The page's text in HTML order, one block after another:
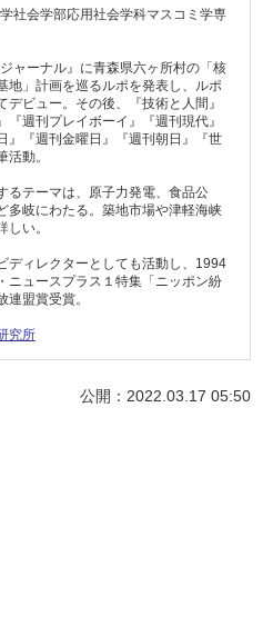
社会学部応用社会学科マスコミ学専
ャーナル』に青森県六ヶ所村の「核
地」計画を巡るルポを発表し、ルポ
デビュー。その後、『技術と人間』
『週刊プレイボーイ』『週刊現代』
』『週刊金曜日』『週刊朝日』『世
活動。
るテーマは、原子力発電、食品公
多岐にわたる。築地市場や津軽海峡
しい。
ディレクターとしても活動し、1994
ニュースプラス１特集「ニッポン紛
連盟賞受賞。
究所
公開：2022.03.17 05:50